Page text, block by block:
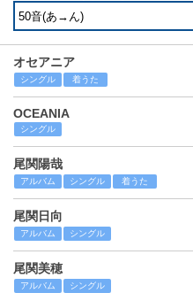
オセアニア
シングル 着うた
OCEANIA
シングル
尾関陽哉
アルバム シングル 着うた
尾関日向
アルバム シングル
尾関美穂
アルバム シングル